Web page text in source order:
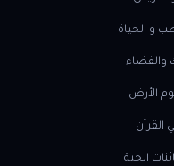
و الحياة
والفضاء
الأرض
القرآن
الحية